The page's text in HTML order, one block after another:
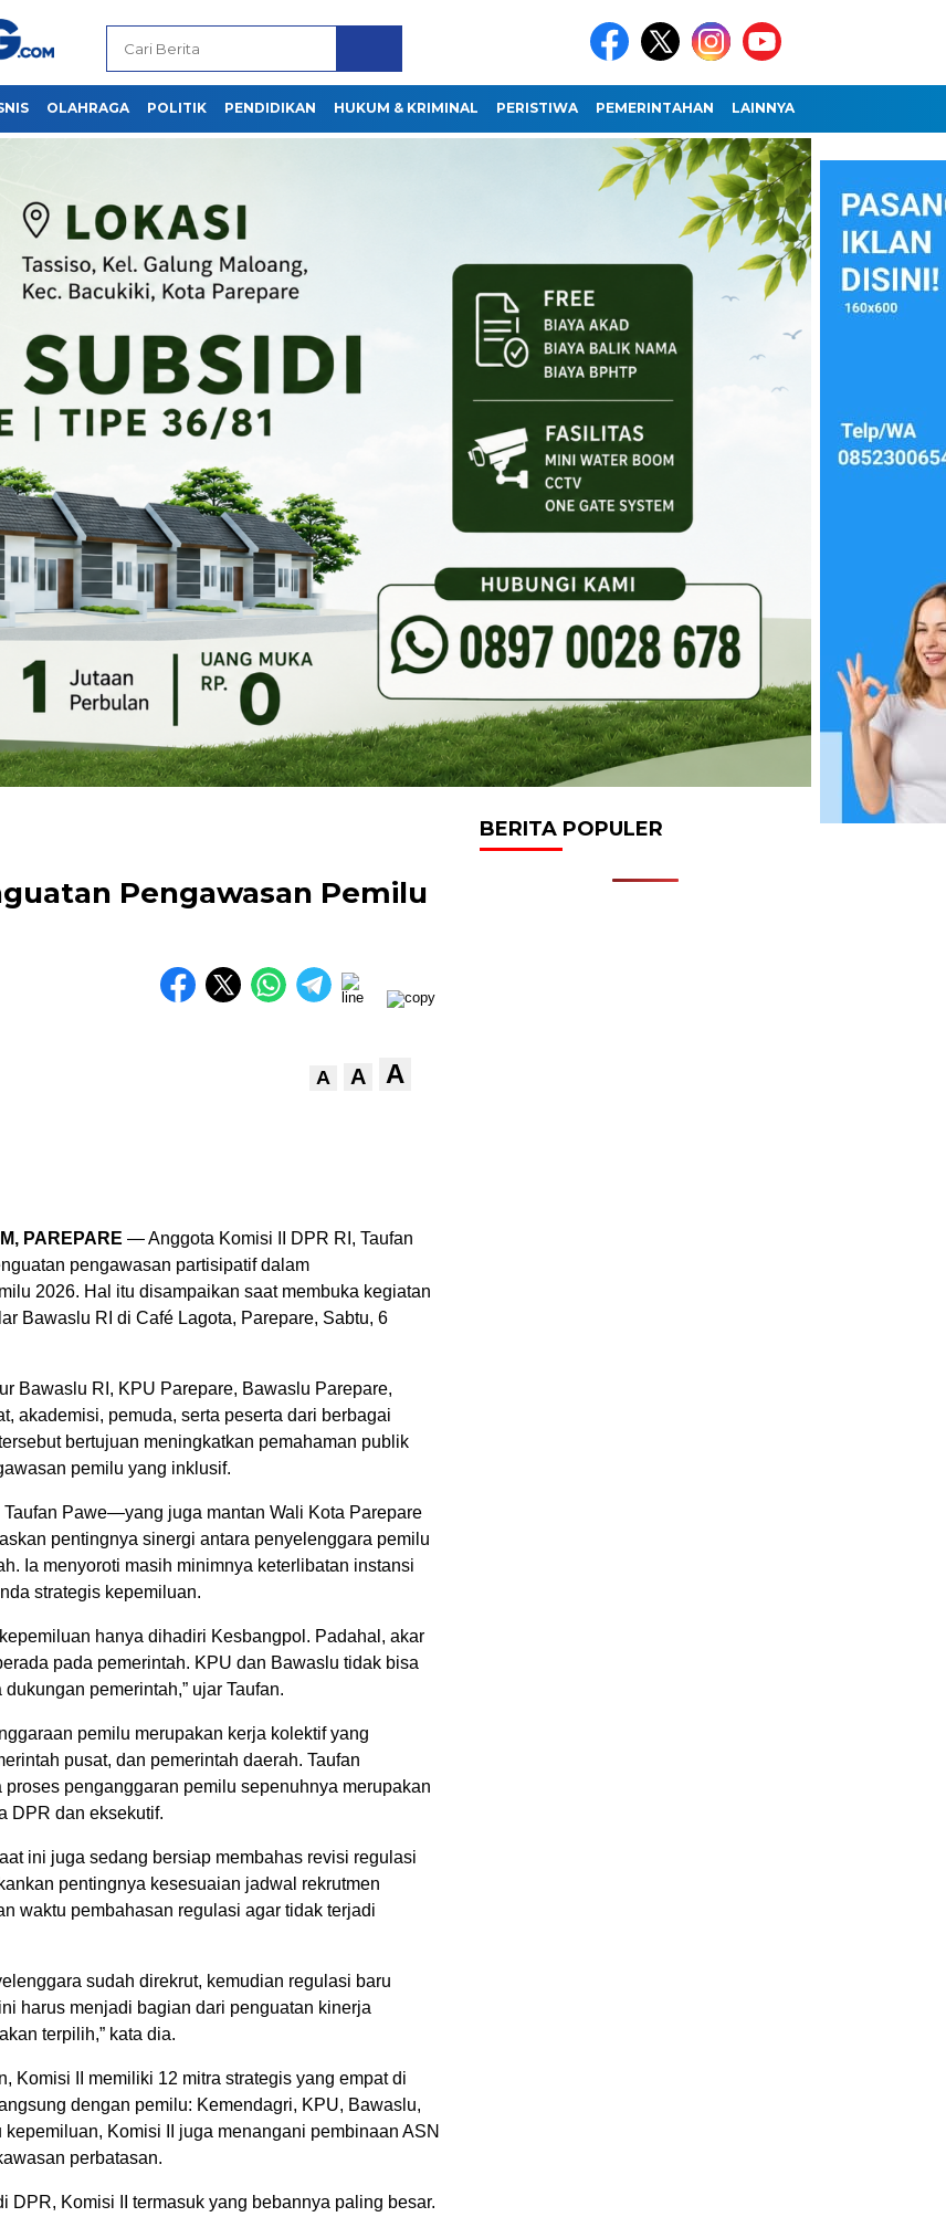
OLAHRAGA POLITIK PENDIDIKAN HUKUM & KRIMINAL PERISTIWA PEMERINTAHAN LAINNYA
Pengawasan Pemilu
A A A
PAREPARE — Anggota Komisi II DPR RI, Taufan
pengawasan partisipatif dalam
2026. Hal itu disampaikan saat membuka kegiatan
Bawaslu RI di Café Lagota, Parepare, Sabtu, 6
Bawaslu RI, KPU Parepare, Bawaslu Parepare,
akademisi, pemuda, serta peserta dari berbagai
bertujuan meningkatkan pemahaman publik
pemilu yang inklusif.
Taufan Pawe—yang juga mantan Wali Kota Parepare
pentingnya sinergi antara penyelenggara pemilu
Ia menyoroti masih minimnya keterlibatan instansi
strategis kepemiluan.
hanya dihadiri Kesbangpol. Padahal, akar
pada pemerintah. KPU dan Bawaslu tidak bisa
pemerintah,” ujar Taufan.
pemilu merupakan kerja kolektif yang
pusat, dan pemerintah daerah. Taufan
penganggaran pemilu sepenuhnya merupakan
DPR dan eksekutif.
ini juga sedang bersiap membahas revisi regulasi
pentingnya kesesuaian jadwal rekrutmen
waktu pembahasan regulasi agar tidak terjadi
sudah direkrut, kemudian regulasi baru
harus menjadi bagian dari penguatan kinerja
terpilih,” kata dia.
Komisi II memiliki 12 mitra strategis yang empat di
dengan pemilu: Kemendagri, KPU, Bawaslu,
Komisi II juga menangani pembinaan ASN
perbatasan.
DPR, Komisi II termasuk yang bebannya paling besar.
BERITA POPULER